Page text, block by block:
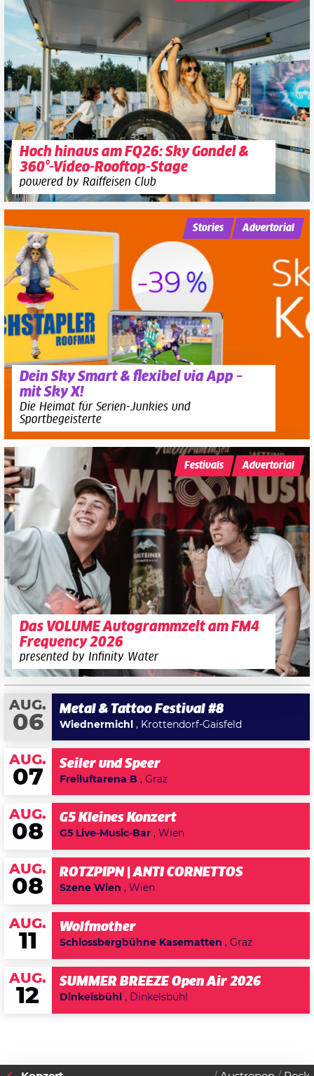
Hoch hinaus am FQ26: Sky Gondel &
360°-Video-Rooftop-Stage
powered by Raiffeisen Club
Dein Sky Smart & flexibel via App –
mit Sky X!
Die Heimat für Serien-Junkies und
Sportbegeisterte
Stories Advertorial
Das VOLUME Autogrammzelt am FM4
Frequency 2026
presented by Infinity Water
Festivals Advertorial
AUG.
06
Metal & Tattoo Festival #8
Wiednermichl , Krottendorf-Gaisfeld
AUG.
07
Seiler und Speer
Freiluftarena B , Graz
AUG.
08
G5 Kleines Konzert
G5 Live-Music-Bar , Wien
AUG.
08
ROTZPIPN | ANTI CORNETTOS
Szene Wien , Wien
AUG.
11
Wolfmother
Schlossbergbühne Kasematten , Graz
AUG.
12
SUMMER BREEZE Open Air 2026
Dinkelsbühl , Dinkelsbühl